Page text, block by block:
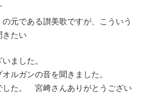
の元である讃美歌ですが、こういう
たい
ました。
ルガンの音を聞きました。
した。 宮﨑さんありがとうござい